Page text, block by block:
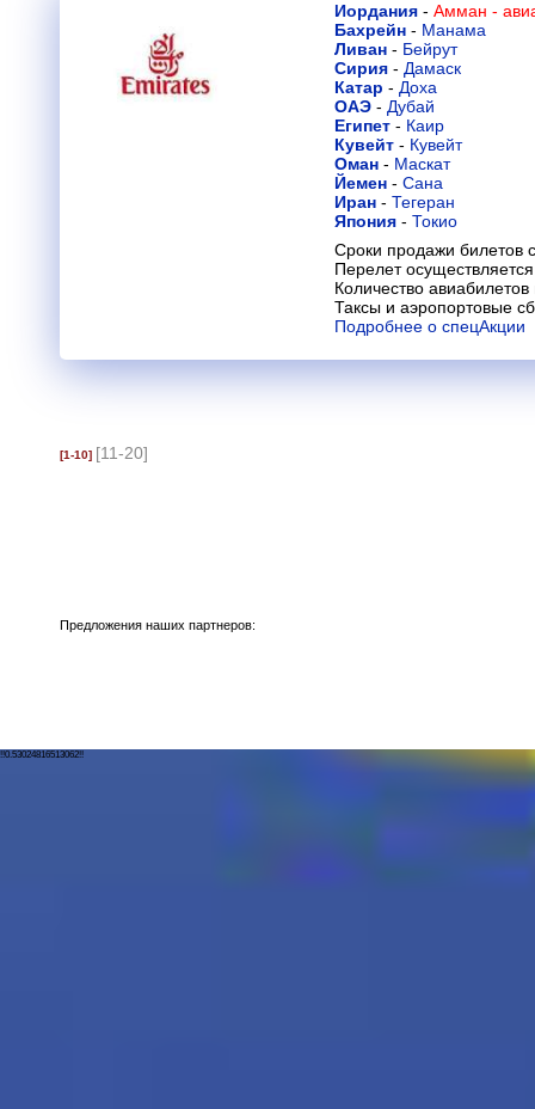
Иордания - Амман -
Бахрейн - Манама
Ливан - Бейрут
Сирия - Дамаск
Катар - Доха
ОАЭ - Дубай
Египет - Каир
Кувейт - Кувейт
Оман - Маскат
Йемен - Сана
Иран - Тегеран
Япония - Токио
Сроки продажи билетов
Перелет
Количество
Таксы и аэропортовые
Подробнее о спецАкции
[1-10] [11-20]
Предложения наших партнеров:
!!0.53024816513062!!